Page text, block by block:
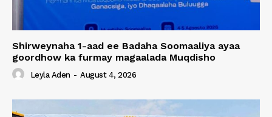
Shirweynaha 1-aad ee Badaha Soomaaliya ayaa
goordhow ka furmay magaalada Muqdisho
Leyla Aden - August 4, 2026